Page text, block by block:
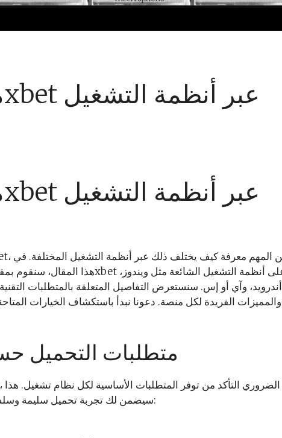
أندرويد، وآي أو إس. سنستعرض التفاصيل المتعلقة بالمتطلبات
والمميزات الفريدة لكل منصة. دعونا نبدأ باستكشاف الخيارات
متطلبات التحميل
سيضمن لك تجربة تحميل سليمة وسلسة. إليك قائمة بالشروط التي تحتاجها: